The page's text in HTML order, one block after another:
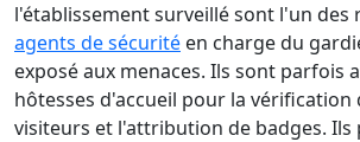
l'établissement surveillé sont l'un des
agents de sécurité en charge du
exposé aux menaces. Ils sont parfois
hôtesses d'accueil pour la vérification
visiteurs et l'attribution de badges.